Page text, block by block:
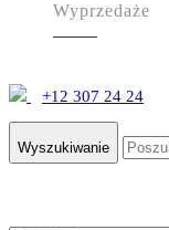
Wyprzedaże
+12 307 24 24
Wyszukiwanie